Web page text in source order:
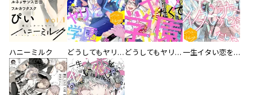
ハニーミルク どうしてもヤリたくて学園 分冊版 どうしてもヤリたくて学園 一生イタい恋をしたいよ 分冊版